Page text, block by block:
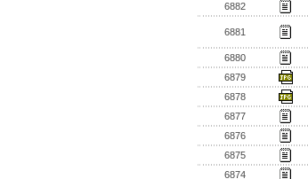
6882
6881
6880
6879
6878
6877
6876
6875
6874